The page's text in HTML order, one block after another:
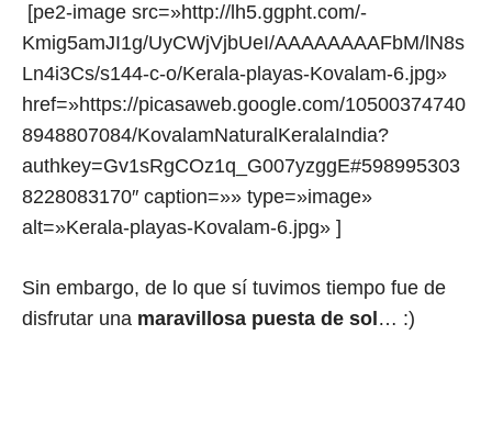
[pe2-image src=»http://lh5.ggpht.com/-
Kmig5amJI1g/UyCWjVjbUeI/AAAAAAAAFbM/lN8s
Ln4i3Cs/s144-c-o/Kerala-playas-Kovalam-6.jpg»
href=»https://picasaweb.google.com/10500374740
8948807084/KovalamNaturalKeralaIndia?
authkey=Gv1sRgCOz1q_G007yzggE#598995303
8228083170″ caption=»» type=»image»
alt=»Kerala-playas-Kovalam-6.jpg» ]
Sin embargo, de lo que sí tuvimos tiempo fue de
disfrutar una maravillosa puesta de sol … :)